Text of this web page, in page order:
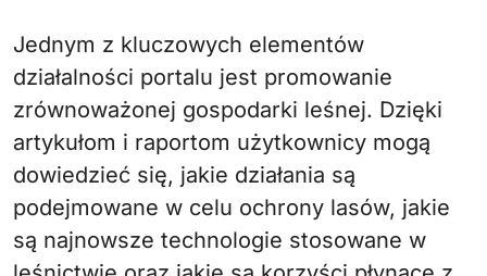
Jednym z kluczowych elementów
działalności portalu jest promowanie
zrównoważonej gospodarki leśnej. Dzięki
artykułom i raportom użytkownicy mogą
dowiedzieć się, jakie działania są
podejmowane w celu ochrony lasów, jakie
są najnowsze technologie stosowane w